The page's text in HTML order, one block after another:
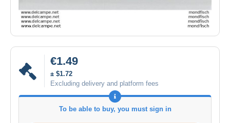
€1.49
± $1.72
Excluding delivery and platform fees
To be able to buy, you must sign in